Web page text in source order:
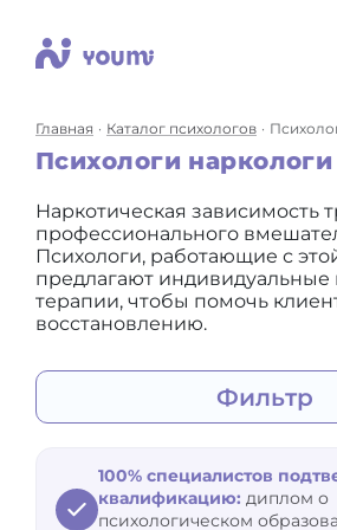
Главная Каталог психологов
Психологи наркологи
Наркотическая зависимость
профессионального
Психологи, работающие с
предлагают индивидуальные
терапии, чтобы помочь
восстановлению.
Фильтр
себя
Тема:Выбрано 1
100% специалистов
квалификацию: диплом о
психологическом